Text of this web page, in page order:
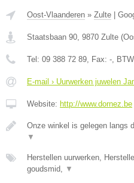
Oost-Vlaanderen » Zulte
Staatsbaan 90, 9870 Zulte (
Tel: 09 388 72 89, Fax: -,
E-mail › Uurwerken juwelen
Website: http://www.dornez.be
Onze winkel is gelegen langs
▼
Herstellen uurwerken,
goudsmid, ▼